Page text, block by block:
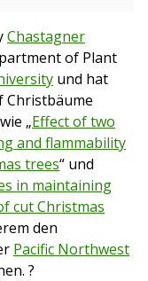
Chastagner
of Plant
und hat
Christbäume
„Effect of two
and flammability
trees“ und
in maintaining
cut Christmas
den
Pacific Northwest
?